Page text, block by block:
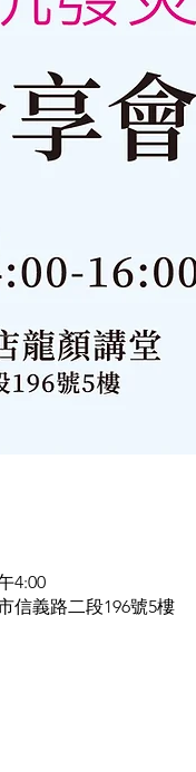
4:00
信義路二段196號5樓